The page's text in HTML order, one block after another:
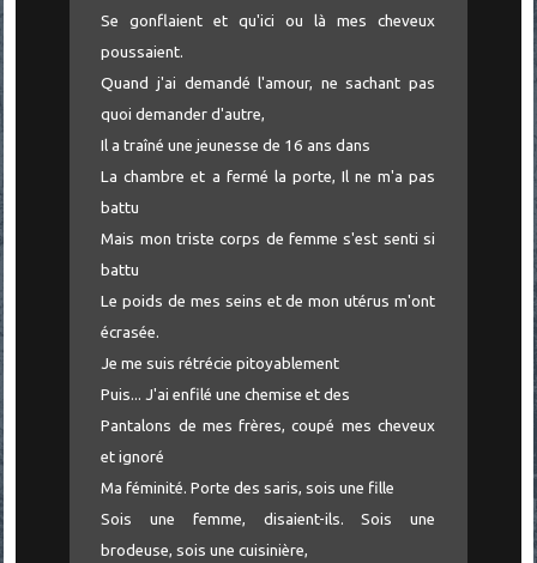
Se gonflaient et qu'ici ou là mes cheveux
poussaient.
Quand j'ai demandé l'amour, ne sachant pas
quoi demander d'autre,
Il a traîné une jeunesse de 16 ans dans
La chambre et a fermé la porte, Il ne m'a pas
battu
Mais mon triste corps de femme s'est senti si
battu
Le poids de mes seins et de mon utérus m'ont
écrasée.
Je me suis rétrécie pitoyablement
Puis... J'ai enfilé une chemise et des
Pantalons de mes frères, coupé mes cheveux
et ignoré
Ma féminité. Porte des saris, sois une fille
Sois une femme, disaient-ils. Sois une
brodeuse, sois une cuisinière,